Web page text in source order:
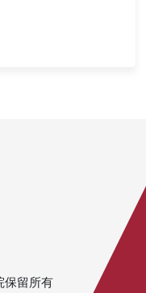
保留所有